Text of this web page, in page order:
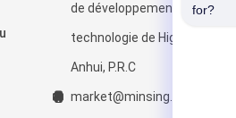
de développement de
technologie de High&, Hefei,
Anhui, P.R.C
market@minsing.com.cn
for?